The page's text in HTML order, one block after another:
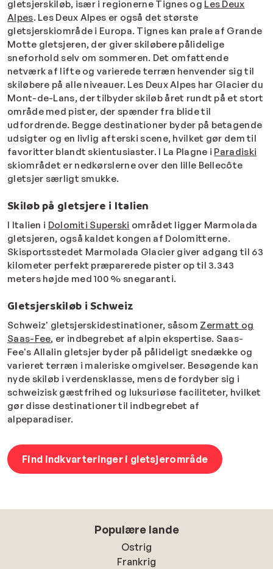
gletsjerskiløb, især i regionerne Tignes og Les Deux
Alpes. Les Deux Alpes er også det største
gletsjerskiområde i Europa. Tignes kan prale af Grande
Motte gletsjeren, der giver skiløbere pålidelige
sneforhold selv om sommeren. Det omfattende
netværk af lifte og varierede terræn henvender sig til
skiløbere på alle niveauer. Les Deux Alpes har Glacier du
Mont-de-Lans, der tilbyder skiløb året rundt på et stort
område med pister, der spænder fra blide til
udfordrende. Begge destinationer byder på betagende
udsigter og en livlig afterski scene, hvilket gør dem til
favoritter blandt skientusiaster. I La Plagne i Paradiski
skiområdet er nedkørslerne over den lille Bellecôte
gletsjer særligt smukke.
Skiløb på gletsjere i Italien
I Italien i Dolomiti Superski området ligger Marmolada
gletsjeren, også kaldet kongen af Dolomitterne.
Skisportsstedet Marmolada Glacier giver adgang til 63
kilometer perfekt præparerede pister op til 3.343
meters højde med 100 % snegaranti.
Gletsjerskiløb i Schweiz
Schweiz' gletsjerskidestinationer, såsom Zermatt og
Saas-Fee, er indbegrebet af alpin ekspertise. Saas-
Fee's Allalin gletsjer byder på pålideligt snedække og
varieret terræn i maleriske omgivelser. Besøgende kan
nyde skiløb i verdensklasse, mens de fordyber sig i
schweizisk gæstfrihed og luksuriøse faciliteter, hvilket
gør disse destinationer til indbegrebet af
alpeparadiser.
Find indkvarteringer i gletsjerområde
Populære lande
Ostrig
Frankrig